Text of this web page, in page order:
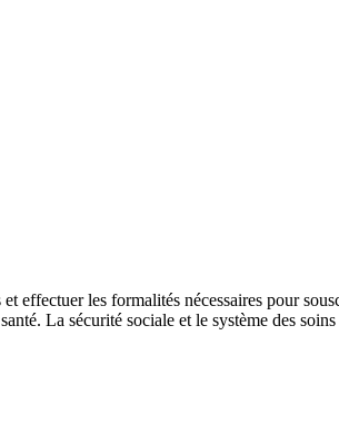
les formalités nécessaires pour
La sécurité sociale et le système des